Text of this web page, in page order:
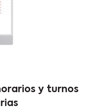
y turnos